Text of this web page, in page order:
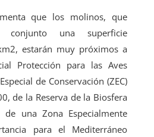
que los molinos, que
una superficie
estarán muy próximos a
Protección para las Aves
de Conservación (ZEC)
de la Reserva de la Biosfera
de una Zona Especialmente
para el Mediterráneo